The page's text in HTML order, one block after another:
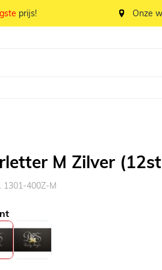
prijs! Onze
M Zilver
1301-400Z-M